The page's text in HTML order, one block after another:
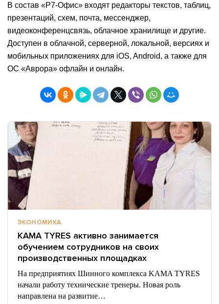
В состав «Р7-Офис» входят редакторы текстов, таблиц,
презентаций, схем, почта, мессенджер,
видеоконференцсвязь, облачное хранилище и другие.
Доступен в облачной, серверной, локальной, версиях и
мобильных приложениях для iOS, Android, а также для
ОС «Аврора» офлайн и онлайн.
ЭКОНОМИКА
KAMA TYRES активно занимается
обучением сотрудников на своих
производственных площадках
На предприятиях Шинного комплекса KAMA TYRES
начали работу технические тренеры. Новая роль
направлена на развитие…